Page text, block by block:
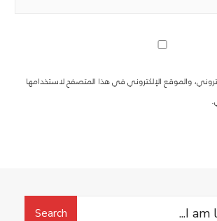
والموقع الإلكتروني في هذا المتصفح لاستخدامها
Search